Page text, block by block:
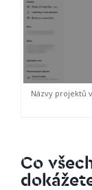
Názvy projektů
Co